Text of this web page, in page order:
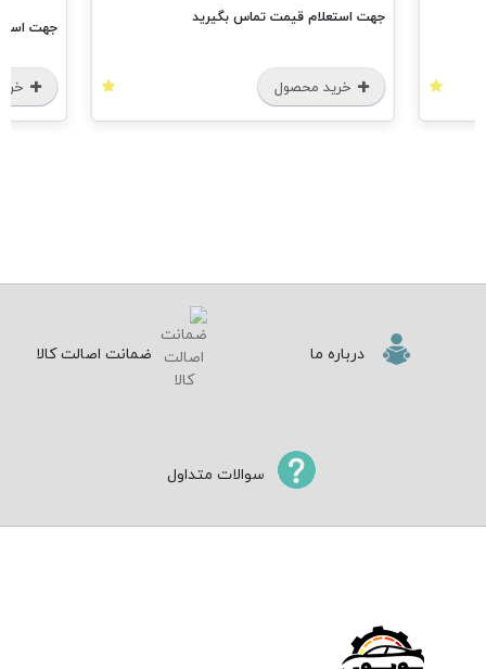
قیمت تماس بگیرید
محصول
جهت استعلام قیمت تماس بگیرید
خرید محصول
درباره ما ضمانت اصالت کالا
سوالات متداول